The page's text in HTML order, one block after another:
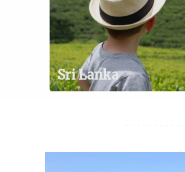
Sri Lanka
- - - - - - - - - -